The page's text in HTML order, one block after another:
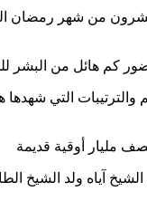
من شهر رمضان
كم هائل من البشر
التي شهدها
مليار أوقية قديمة
الشيخ آياه ولد الشيخ